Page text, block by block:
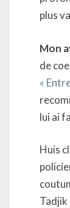
plus
Mon
de
«
lui ai
Huis
Tadjik